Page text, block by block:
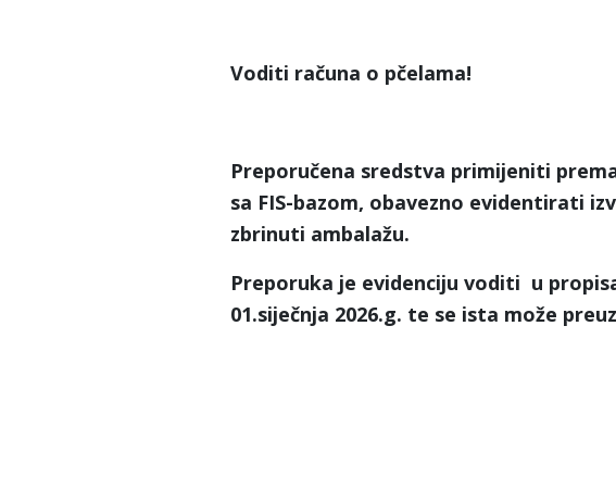
Voditi računa o pčelama!
Preporučena sredstva primijeniti
sa FIS-bazom, obavezno evidentirati
zbrinuti ambalažu.
Preporuka je evidenciju voditi u
01.siječnja 2026.g. te se ista može